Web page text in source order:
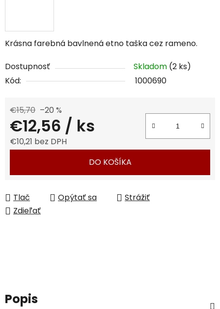
Krásna farebná bavlnená etno taška cez rameno.
Dostupnosť Skladom (2 ks)
Kód:
1000690
€15,70 –20 %
€12,56 / ks
€10,21 bez DPH
DO KOŠÍKA
Tlač Opýtať sa
Strážiť
Zdieľať
Popis